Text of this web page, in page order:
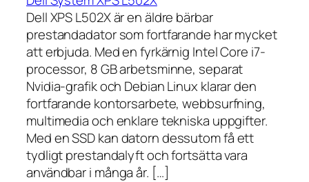
Dell XPS L502X är en äldre bärbar
prestandadator som fortfarande har mycket
att erbjuda. Med en fyrkärnig Intel Core i7-
processor, 8 GB arbetsminne, separat
Nvidia-grafik och Debian Linux klarar den
fortfarande kontorsarbete, webbsurfning,
multimedia och enklare tekniska uppgifter.
Med en SSD kan datorn dessutom få ett
tydligt prestandalyft och fortsätta vara
användbar i många år. […]